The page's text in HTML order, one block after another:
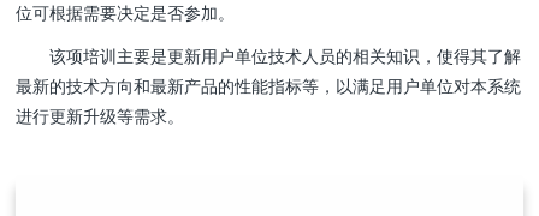
位可根据需要决定是否参加。
该项培训主要是更新用户单位技术人员的相关知识，使得其了解
最新的技术方向和最新产品的性能指标等，以满足用户单位对本系统
进行更新升级等需求。